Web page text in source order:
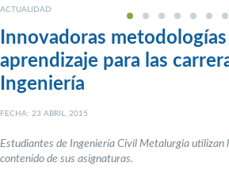
ACTUALIDAD
Innovadoras
aprendizaje para las
Ingeniería
FECHA: 23 ABRIL, 2015
Estudiantes de Ingeniería Civil Metalurgia utilizan
contenido de sus asignaturas.